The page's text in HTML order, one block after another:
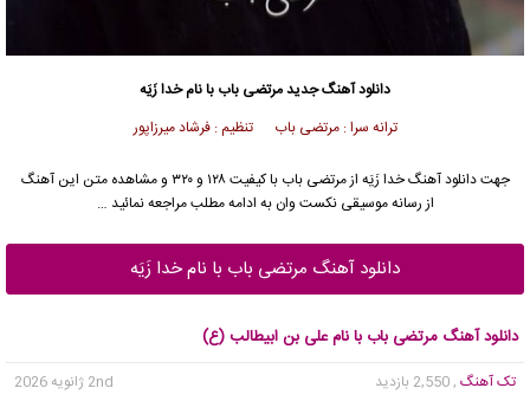
دانلود آهنگ جدیدمرتضی باب با نام خدا زَیَه
ترانه سرا : مرتضی باب تنظیم : فرشاد میرزاپور
جهت دانلود آهنگ خدا زَیَه ازمرتضی باب
با کیفیت ۱۲۸ و ۳۲۰ و مشاهده متن این آهنگ
از رسانه موسیقی نکست وان به ادامه مطلب مراجعه نمائید …
دانلود آهنگ مرتضی باب با نام خدا زَیَه
دانلود آهنگ مرتضی باب با نام علی بن ابیطالب (ع)
تک آهنگ , 2,550 بازدید
2nd ژانویه 2026